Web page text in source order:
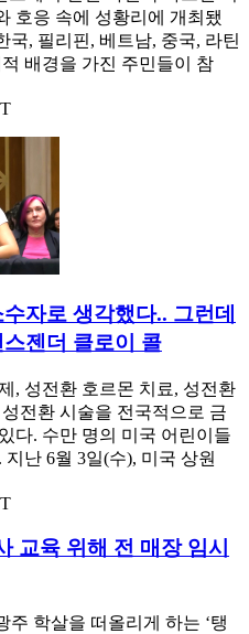
호응 속에 성황리에 개최됐
국, 필리핀, 베트남, 중국, 라틴
배경을 가진 주민들이 참
자로 생각했다.. 그런데
젠더 클로이 콜
, 성전환 호르몬 치료, 성전환
전환 시술을 전국적으로 금
다. 수만 명의 미국 어린이들
난 6월 3일(수), 미국 상원
교육 위해 전 매장 임시
주 학살을 떠올리게 하는 ‘탱